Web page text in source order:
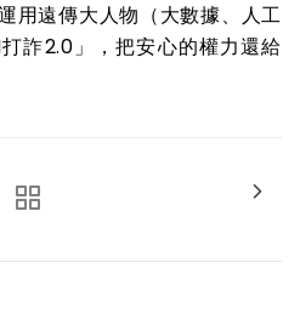
用遠傳大人物（大數據、人工
詐2.0」，把安心的權力還給